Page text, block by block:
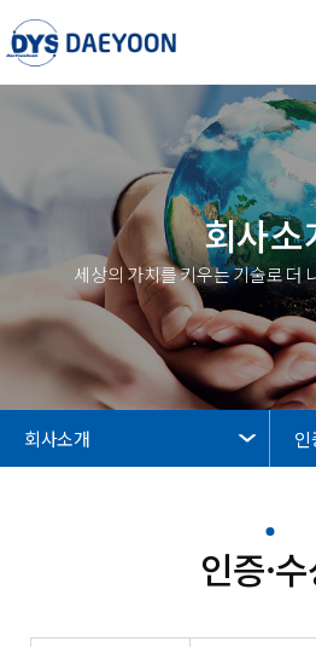
회사소
세상의 가치를 키우는 기술로 더
회사소개 인
인증·